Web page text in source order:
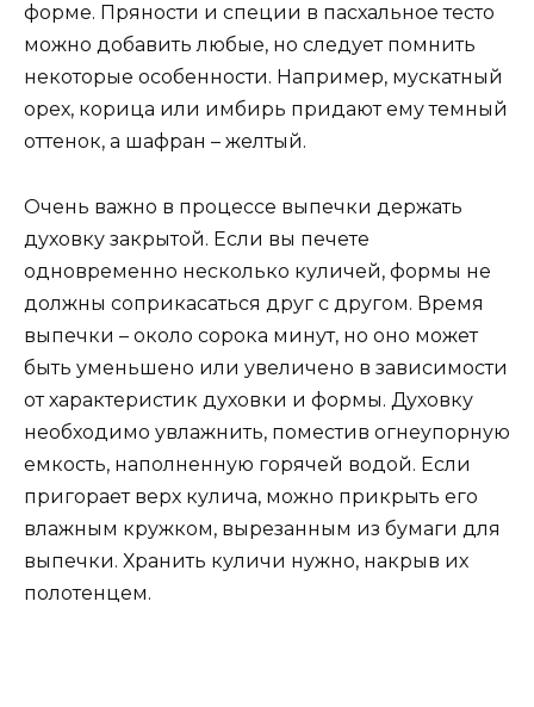
форме. Пряности и специи в пасхальное тесто
можно добавить любые, но следует помнить
некоторые особенности. Например, мускатный
орех, корица или имбирь придают ему темный
оттенок, а шафран – желтый.
Очень важно в процессе выпечки держать
духовку закрытой. Если вы печете
одновременно несколько куличей, формы не
должны соприкасаться друг с другом. Время
выпечки – около сорока минут, но оно может
быть уменьшено или увеличено в зависимости
от характеристик духовки и формы. Духовку
необходимо увлажнить, поместив огнеупорную
емкость, наполненную горячей водой. Если
пригорает верх кулича, можно прикрыть его
влажным кружком, вырезанным из бумаги для
выпечки. Хранить куличи нужно, накрыв их
полотенцем.